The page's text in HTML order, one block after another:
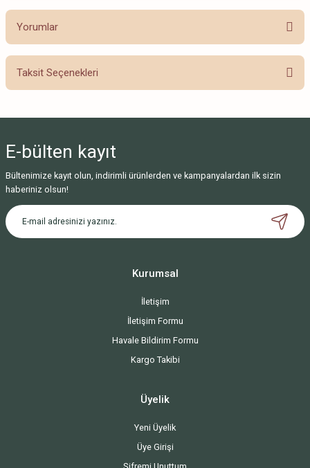
Yorumlar
Bu ürüne ilk yorumu siz yapın!
Taksit Seçenekleri
E-bülten kayıt
Bültenimize kayıt olun, indirimli ürünlerden ve kampanyalardan ilk sizin
haberiniz olsun!
Kurumsal
İletişim
İletişim Formu
Havale Bildirim Formu
Kargo Takibi
Üyelik
Yeni Üyelik
Üye Girişi
Şifremi Unuttum